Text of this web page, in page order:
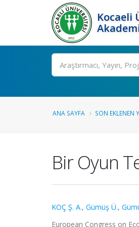
Kocaeli
Ara
ANA SAYFA SON EKLENEN
Bir Oyun
KOÇ Ş. A., Gümüş Ü.,
European Congress on